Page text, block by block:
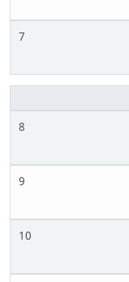
7
8
9
10